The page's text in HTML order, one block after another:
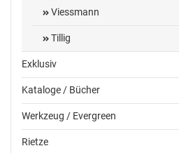
Viessmann
Tillig
Exklusiv
Kataloge / Bücher
Werkzeug / Evergreen
Rietze